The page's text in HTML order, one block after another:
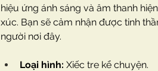
hiệu ứng ánh sáng và âm thanh
xúc. Bạn sẽ cảm nhận được tinh
người nơi đây.
Loại hình: Xiếc tre kể chuyện.